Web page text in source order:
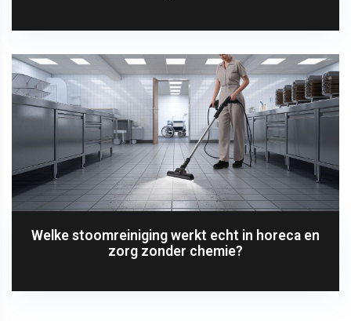
Welke stoomreiniging werkt echt in horeca en
zorg zonder chemie?